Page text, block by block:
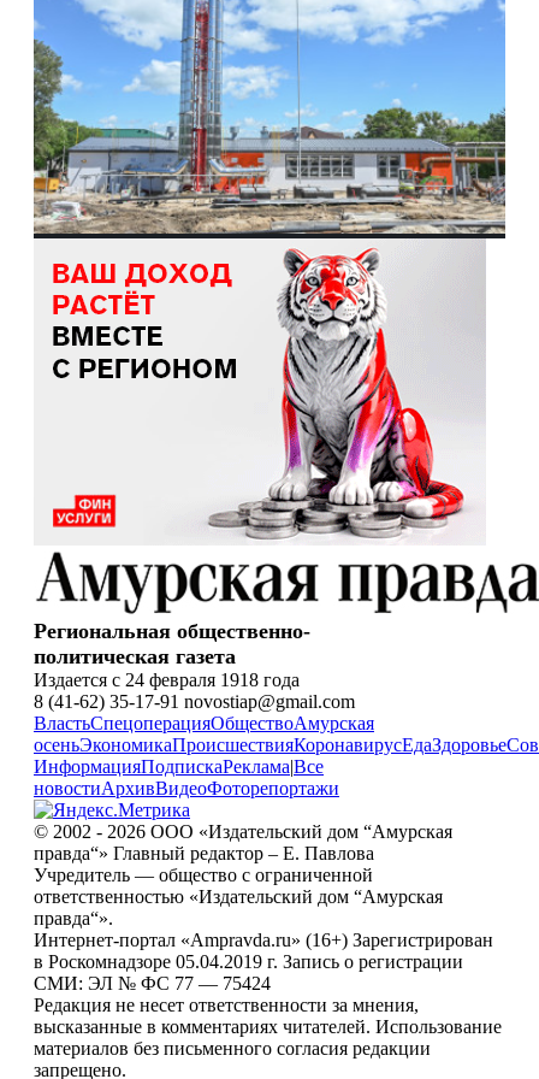
Региональная общественно-
политическая газета
Издается с 24 февраля 1918 года
8 (41-62) 35-17-91 novostiap@gmail.com
ВластьСпецоперацияОбществоАмурская
осеньЭкономикаПроисшествияКоронавирусЕдаЗдоровье
ИнформацияПодпискаРеклама|Все
новостиАрхивВидеоФоторепортажи
© 2002 - 2026 ООО «Издательский дом “Амурская
правда“» Главный редактор – Е. Павлова
Учредитель — общество с ограниченной
ответственностью «Издательский дом “Амурская
правда“».
Интернет-портал «Ampravda.ru» (16+) Зарегистрирован
в Роскомнадзоре 05.04.2019 г. Запись о регистрации
СМИ: ЭЛ № ФС 77 — 75424
Редакция не несет ответственности за мнения,
высказанные в комментариях читателей. Использование
материалов без письменного согласия редакции
запрещено.